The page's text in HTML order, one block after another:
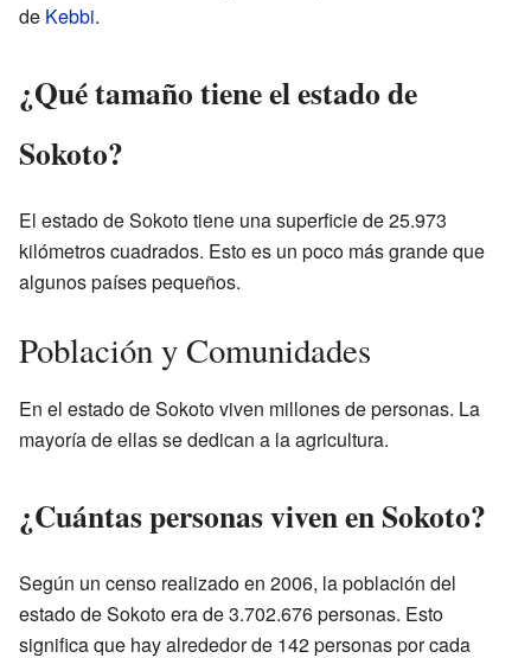
de Kebbi.
¿Qué tamaño tiene el estado de
Sokoto?
El estado de Sokoto tiene una superficie de 25.973
kilómetros cuadrados. Esto es un poco más grande que
algunos países pequeños.
Población y Comunidades
En el estado de Sokoto viven millones de personas. La
mayoría de ellas se dedican a la agricultura.
¿Cuántas personas viven en Sokoto?
Según un censo realizado en 2006, la población del
estado de Sokoto era de 3.702.676 personas. Esto
significa que hay alrededor de 142 personas por cada